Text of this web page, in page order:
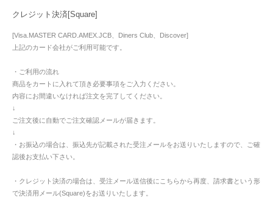
クレジット決済[Square]
[Visa.MASTER CARD.AMEX.JCB、Diners Club、Discover]
上記のカード会社がご利用可能です。
・ご利用の流れ
商品をカートに入れて頂き必要事項をご入力ください。
内容にお間違いなければ注文を完了してください。
↓
ご注文後に自動でご注文確認メールが届きます。
↓
・お振込の場合は、振込先が記載された受注メールをお送りいたしますので、ご確
認後お支払い下さい。
・クレジット決済の場合は、受注メール送信後にこちらから再度、請求書という形
で決済用メール(Square)をお送りいたします。